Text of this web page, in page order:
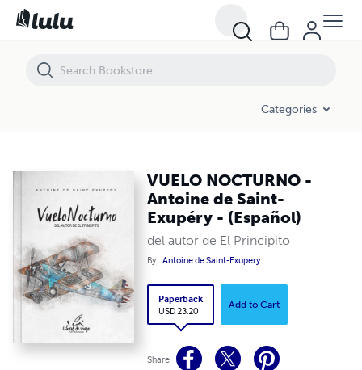
Categories
VUELO NOCTURNO -
Antoine de Saint-
Exupéry - (Español)
del autor de El Principito
By Antoine de Saint-Exupery
Paperback
USD 23.20
Add to Cart
Share
VUELO NOCTURNO - Antoine de Saint-Exupéry - (Español)